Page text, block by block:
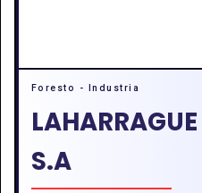
Foresto - Industria
S.A